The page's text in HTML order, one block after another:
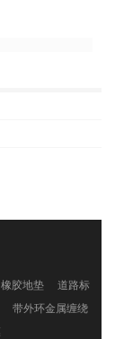
胶地垫     道路标
带外环金属缠绕